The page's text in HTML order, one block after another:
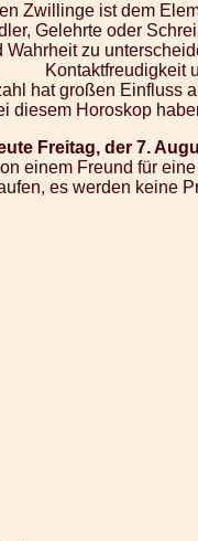
Zwillinge ist dem
Gelehrte oder
zu
Kontaktfreudigkeit
hat großen Einfluss
diesem Horoskop
Freitag, der 7.
einem Freund für
es werden keine